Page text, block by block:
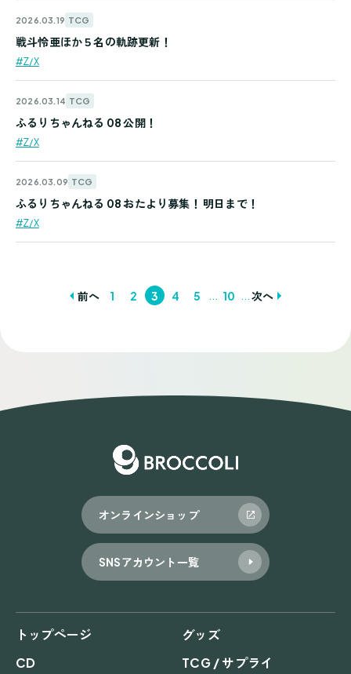
2026.03.19 TCG
#Z/X
戦斗怜亜ほか５名の軌跡更新！
2026.03.14 TCG
#Z/X
ふるりちゃんねる 08 公開！
2026.03.09 TCG
#Z/X
ふるりちゃんねる 08 おたより募集！ 明日まで！
ゲ
前へ 1 2 3 4 5 10 次へ
オンラインショップ
SNSアカウント一覧
トップページ
グッズ
CD
TCG / サプライ